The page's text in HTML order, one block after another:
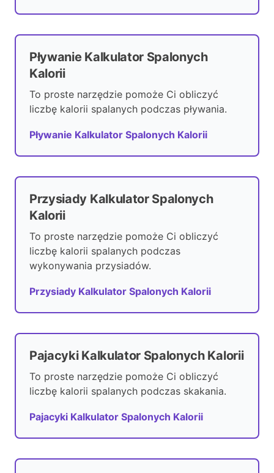
Pływanie Kalkulator Spalonych
Kalorii
To proste narzędzie pomoże Ci obliczyć
liczbę kalorii spalanych podczas pływania.
Pływanie Kalkulator Spalonych Kalorii
Przysiady Kalkulator Spalonych
Kalorii
To proste narzędzie pomoże Ci obliczyć
liczbę kalorii spalanych podczas
wykonywania przysiadów.
Przysiady Kalkulator Spalonych Kalorii
Pajacyki Kalkulator Spalonych Kalorii
To proste narzędzie pomoże Ci obliczyć
liczbę kalorii spalanych podczas skakania.
Pajacyki Kalkulator Spalonych Kalorii